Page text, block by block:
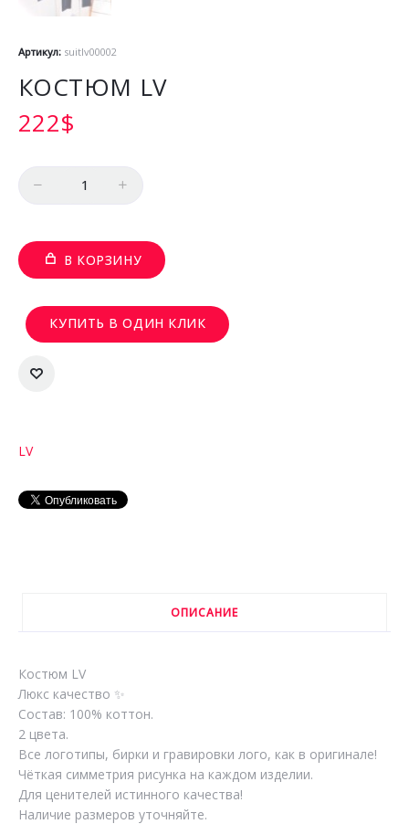
Артикул: suitlv00002
КОСТЮМ LV
222$
В КОРЗИНУ
КУПИТЬ В ОДИН КЛИК
LV
ОПИСАНИЕ
Костюм LV
Люкс качество ✨
Состав: 100% коттон.
2 цвета.
Все логотипы, бирки и гравировки лого, как в оригинале!
Чёткая симметрия рисунка на каждом изделии.
Для ценителей истинного качества!
Наличие размеров уточняйте.